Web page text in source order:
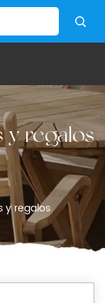
y regalos
y regalos